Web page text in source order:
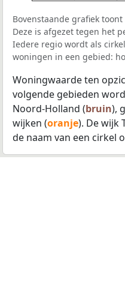
Bovenstaande grafiek
Deze is afgezet tegen het
Iedere regio wordt als
woningen in een gebied:
Woningwaarde ten
volgende gebieden
Noord-Holland (bruin),
wijken (oranje). De wijk
de naam van een cirkel